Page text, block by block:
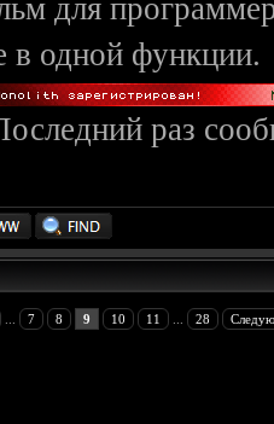
для
в одной функции.
раз
7 8 9 10 11 28